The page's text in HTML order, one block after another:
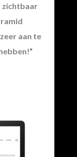
zichtbaar
aan te